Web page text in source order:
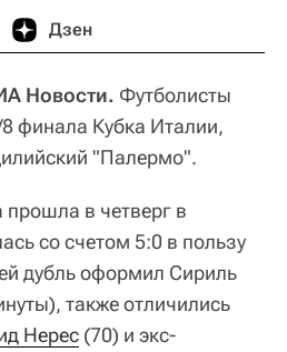
Дзен
Новости. Футболисты
финала Кубка Италии,
"Палермо".
в четверг в
со счетом 5:0 в пользу
дубль оформил Сириль
также отличились
Нерес (70) и экс-